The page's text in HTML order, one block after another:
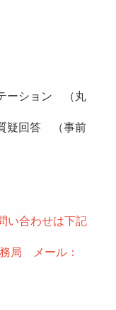
ーション （丸
疑回答 （事前
い合わせは下記
局 メール：